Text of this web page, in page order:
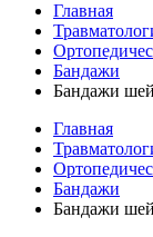
Главная
Бандажи
Бандажи
Главная
Бандажи
Бандажи